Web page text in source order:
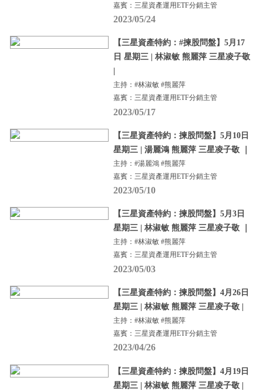
嘉賓：三星資產運用ETF分銷主管
2023/05/24
【三星資產特約：#揀股問盤】5月17
日 星期三 | 林淑敏 熊麗萍 三星凌子敬
主持：#林淑敏 #熊麗萍
嘉賓：三星資產運用ETF分銷主管
2023/05/17
【三星資產特約：揀股問盤】5月10日
星期三 | 湯麗鴻 熊麗萍 三星凌子敬 ｜
主持：#湯麗鴻 #熊麗萍
嘉賓：三星資產運用ETF分銷主管
2023/05/10
【三星資產特約：揀股問盤】5月3日
星期三 | 林淑敏 熊麗萍 三星凌子敬 ｜
主持：#林淑敏 #熊麗萍
嘉賓：三星資產運用ETF分銷主管
2023/05/03
【三星資產特約：揀股問盤】4月26日
星期三 | 林淑敏 熊麗萍 三星凌子敬 |
主持：#林淑敏 #熊麗萍
嘉賓：三星資產運用ETF分銷主管
2023/04/26
【三星資產特約：揀股問盤】4月19日
星期三 | 林淑敏 熊麗萍 三星凌子敬 |